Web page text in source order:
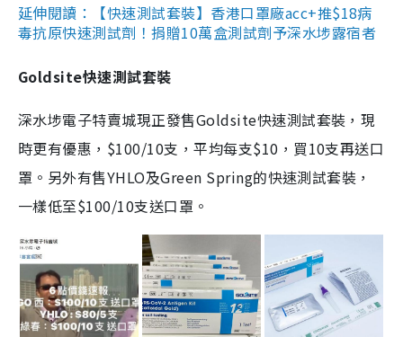
延伸閱讀：【快速測試套裝】香港口罩廠acc+推$18病
毒抗原快速測試劑！捐贈10萬盒測試劑予深水埗露宿者
Goldsite快速測試套裝
深水埗電子特賣城現正發售Goldsite快速測試套裝，現
時更有優惠，$100/10支，平均每支$10，買10支再送口
罩。另外有售YHLO及Green Spring的快速測試套裝，
一樣低至$100/10支送口罩。